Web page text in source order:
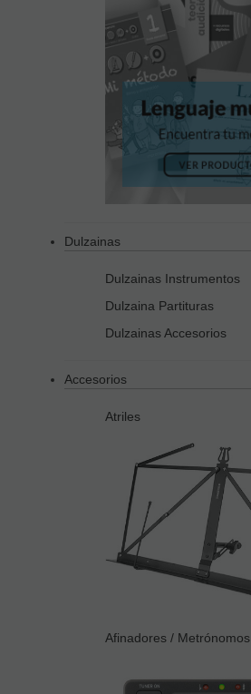
Dulzainas
Dulzainas Instrumentos
Dulzaina Partituras
Dulzainas Accesorios
Accesorios
Atriles
Afinadores / Metrónomos